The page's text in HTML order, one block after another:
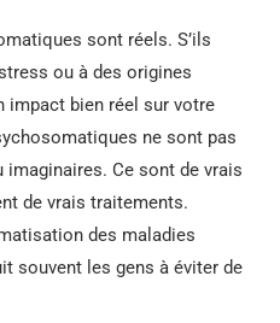
sont réels. S’ils
ou à des origines
impact bien réel sur votre
ne sont pas
imaginaires. Ce sont de vrais
de vrais traitements.
des maladies
souvent les gens à éviter de